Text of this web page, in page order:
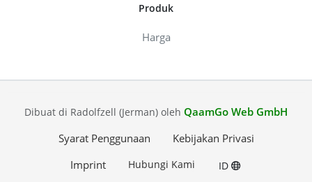
Produk
Harga
Dibuat di Radolfzell (Jerman) oleh QaamGo Web GmbH
Syarat Penggunaan
Kebijakan Privasi
Imprint
Hubungi Kami ID